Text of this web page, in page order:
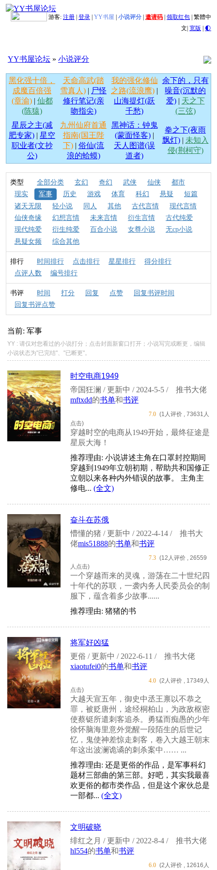
游客: 注册 登录 YY书屋 小说评分 邀请码 领取红包 繁體中
文| 宽版 | 🌓
YY书屋论坛 » 小说评分
黑化强十倍，
成魔百倍强
(章渝)| 仙都
(陈猿)
天命高武(踏
雪真人) | 尸怪
修行笔记(亲
吻指尖)
我的强化修仙
之路(流浪鹰) |
山海提灯(跃
千愁)
余下的，只有
噪音(沉默的
爱)| 天之下
(三弦)
星辰之主(减
肥专家) | 星空
职业者(文抄
公)
九州仙府首通
指南(国王陛
下)| 俗仙(流
浪的蛤蟆)
黑神话：钟鬼
(蒙面怪客) |
天人图谱(误
道者)
拳之下(夜雨
飘灯)| 未知入
侵(荆柯守)
类型 全部分类 玄幻 奇幻 武侠 仙侠
都市
现实
军事 历史 游戏 体育 科幻 悬疑
短篇
诸天无限
轻小说 同人 其他 古代言情
现代言情
仙侠奇缘
幻想言情 未来言情 衍生言情
古代纯爱
现代纯爱
衍生纯爱 百合小说 女尊小说
无cp小说
悬疑女频
综合其他
排行 时间排行 点击排行 星星排行
得分排行
点评人数
编号排行
书评 时间 打分 回复 点赞
回复书评时间
回复书评点赞
当前: 军事
YY : 请仅对您看过的小说打分；点击封面新窗口打开；小说写完或断更，编辑
小说状态为"已完结"、"已断更"。
时空电商1949
帝国狂澜 / 更新中 / 2024-5-5 /
推书大佬
mftxdd的书单和书评
7.0 (1人评价 , 73631人
点击)
穿越时空的电商从1949开始，最终征途是
星辰大海！
推荐理由: 小说讲述主角在口罩封控期间
穿越到1949年立朝初期，帮助共和国修正
立朝以来各种内外错误的故事。 主角主
修电... (全文)
奋斗在苏俄
懵懂的猪 / 更新中 / 2022-4-14 /
推书大
佬mis51888的书单和书评
7.3 (12人评价 , 26559
人点击)
一个穿越而来的灵魂，游荡在二十世纪四
十年代的苏联，一袭内务人民委员会的制
服下，蕴含着多少故事......
推荐理由: 猪猪的书
将军好凶猛
更俗 / 更新中 / 2022-6-11 /
推书大佬
xiaotufei0的书单和书评
4.0 (2人评价 , 17349人
点击)
大越天宣五年，御史中丞王禀以不恭之
罪，被贬唐州，途经桐柏山，为政敌枢密
使蔡铤所遣刺客追杀。勇猛而痴愚的少年
徐怀脑海里意外觉醒一段陌生的后世记
忆，鬼使神差惊走刺客，卷入大越王朝末
年这出波澜诡谲的刺杀案中…… ...
推荐理由: 还是更俗的作品，是军事科幻
题材三部曲的第三部。好吧，其实我最喜
欢更俗的都市类作品，但是这个家伙总是
一部都... (全文)
文明破晓
绯红之月 / 更新中 / 2022-8-4 /
推书大佬
hl554的书单和书评
6.0 (2人评价 , 12616人